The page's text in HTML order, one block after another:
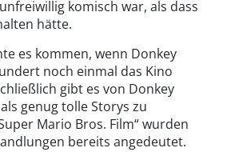
komisch war, als dass
hätte.
es kommen, wenn Donkey
noch einmal das Kino
gibt es von Donkey
genug tolle Storys zu
Mario Bros. Film“ wurden
bereits angedeutet.